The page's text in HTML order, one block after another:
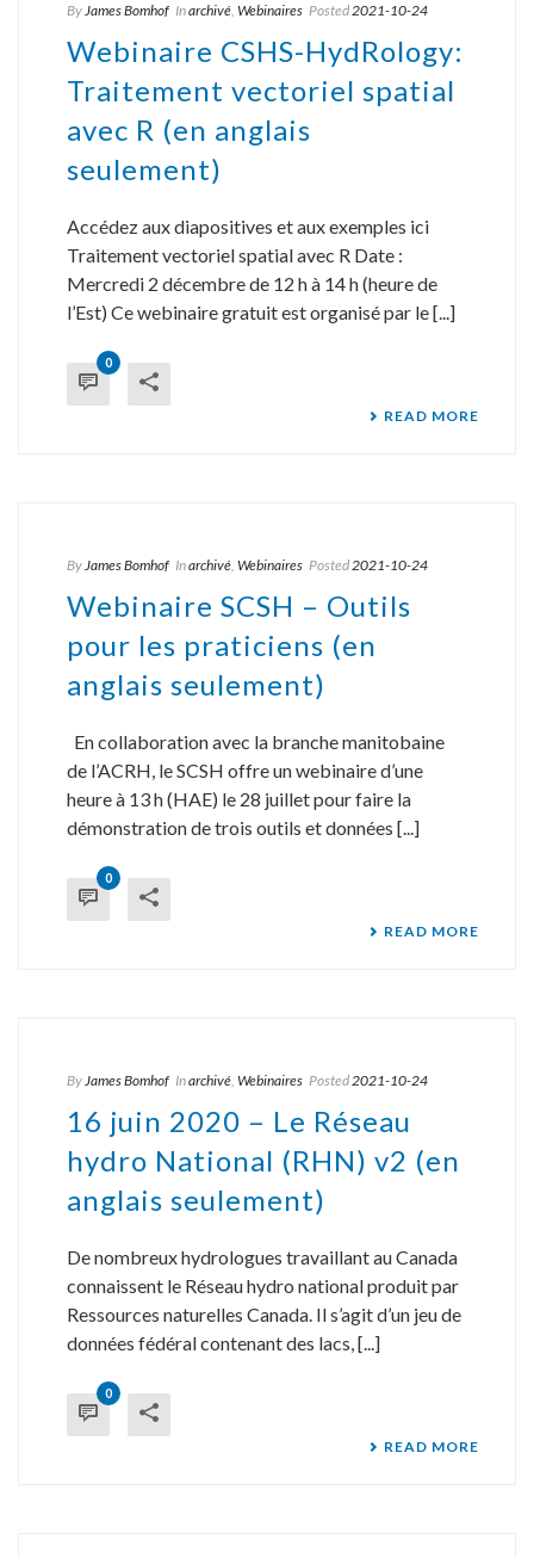
ByJames Bomhof Inarchivé, Webinaires Posted2021-10-24
Webinaire CSHS-HydRology:
Traitement vectoriel spatial
avec R (en anglais
seulement)
Accédez aux diapositives et aux exemples ici
Traitement vectoriel spatial avec R Date :
Mercredi 2 décembre de 12 h à 14 h (heure de
l’Est) Ce webinaire gratuit est organisé par le [...]
0
READ MORE
ByJames Bomhof Inarchivé, Webinaires Posted2021-10-24
Webinaire SCSH – Outils
pour les praticiens (en
anglais seulement)
En collaboration avec la branche manitobaine
de l’ACRH, le SCSH offre un webinaire d’une
heure à 13 h (HAE) le 28 juillet pour faire la
démonstration de trois outils et données [...]
0
READ MORE
ByJames Bomhof Inarchivé, Webinaires Posted2021-10-24
16 juin 2020 – Le Réseau
hydro National (RHN) v2 (en
anglais seulement)
De nombreux hydrologues travaillant au Canada
connaissent le Réseau hydro national produit par
Ressources naturelles Canada. Il s’agit d’un jeu de
données fédéral contenant des lacs, [...]
0
READ MORE